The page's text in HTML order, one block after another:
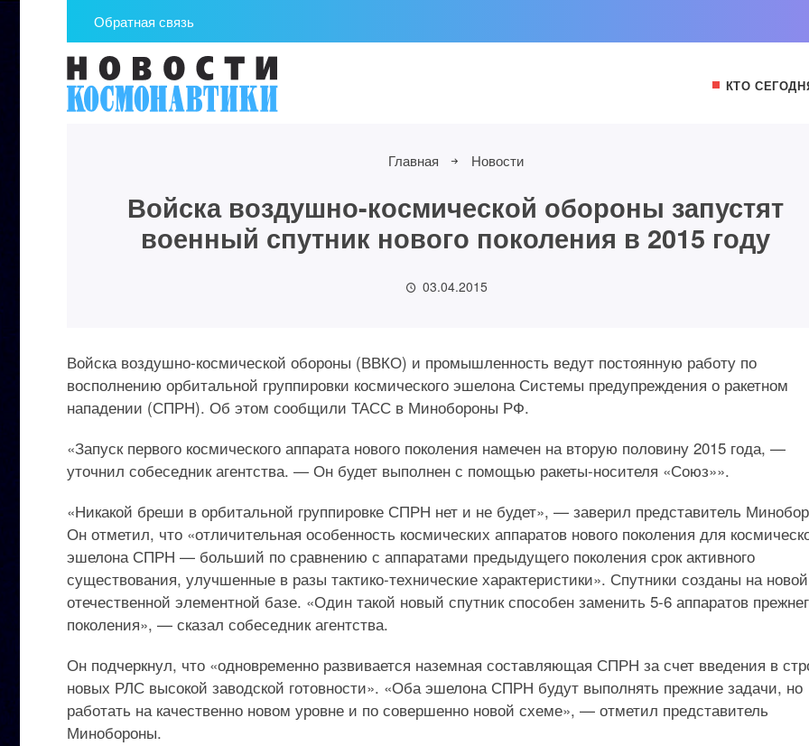
Обратная связь
КТО
Главная Новости
Войска воздушно-космической обороны запустят
военный спутник нового поколения в 2015 году
03.04.2015
Войска воздушно-космической обороны (ВВКО) и промышленность ведут постоянную работу по
восполнению орбитальной группировки космического эшелона Системы предупреждения о ракетном
нападении (СПРН). Об этом сообщили ТАСС в Минобороны РФ.
«Запуск первого космического аппарата нового поколения намечен на вторую половину 2015 года, —
уточнил собеседник агентства. — Он будет выполнен с помощью ракеты-носителя «Союз»».
«Никакой бреши в орбитальной группировке СПРН нет и не будет», — заверил представитель
Он отметил, что «отличительная особенность космических аппаратов нового поколения для
эшелона СПРН — больший по сравнению с аппаратами предыдущего поколения срок активного
существования, улучшенные в разы тактико-технические характеристики». Спутники созданы на новой
отечественной элементной базе. «Один такой новый спутник способен заменить 5-6 аппаратов
поколения», — сказал собеседник агентства.
Он подчеркнул, что «одновременно развивается наземная составляющая СПРН за счет введения в
новых РЛС высокой заводской готовности». «Оба эшелона СПРН будут выполнять прежние задачи, но
работать на качественно новом уровне и по совершенно новой схеме», — отметил представитель
Минобороны.